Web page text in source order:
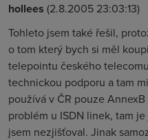
hollees (2.8.2005 23:03:13)
Tohleto jsem také řešil,
o tom který bych si měl
telepointu českého
technickou podporu a tam
používá v ČR pouze
problém u ISDN linek, tam
jsem nezjišťoval. Jinak